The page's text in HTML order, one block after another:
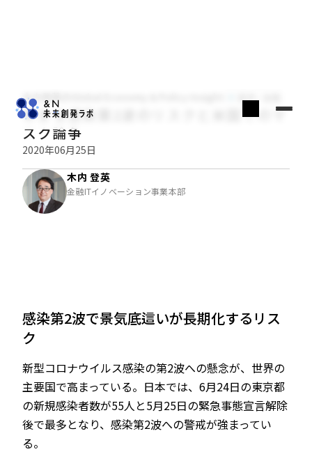
JP EN
木内登英のGlobal Economy & Policy Insight
早まる感染第2波のリスクと米国でのマ
スク論争
2020年06月25日
木内 登英
金融ITイノベーション事業本部
感染第2波で景気底這いが長期化するリス
ク
新型コロナウイルス感染の第2波への懸念が、世界の
主要国で高まっている。日本では、6月24日の東京都
の新規感染者数が55人と5月25日の緊急事態宣言解除
後で最多となり、感染第2波への警戒が強まってい
る。